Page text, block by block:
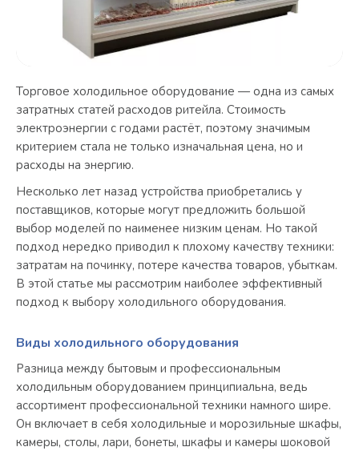
Торговое холодильное оборудование — одна из самых
затратных статей расходов ритейла. Стоимость
электроэнергии с годами растёт, поэтому значимым
критерием стала не только изначальная цена, но и
расходы на энергию.
Несколько лет назад устройства приобретались у
поставщиков, которые могут предложить большой
выбор моделей по наименее низким ценам. Но такой
подход нередко приводил к плохому качеству техники:
затратам на починку, потере качества товаров, убыткам.
В этой статье мы рассмотрим наиболее эффективный
подход к выбору холодильного оборудования.
Виды холодильного оборудования
Разница между бытовым и профессиональным
холодильным оборудованием принципиальна, ведь
ассортимент профессиональной техники намного шире.
Он включает в себя холодильные и морозильные шкафы,
камеры, столы, лари, бонеты, шкафы и камеры шоковой